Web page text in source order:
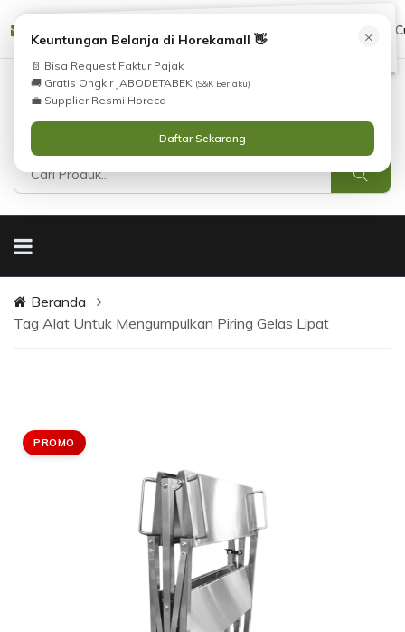
(021) 38783380 08551688000
Masuk
×
Keuntungan Belanja di Horekamall 👋
📄 Bisa Request Faktur Pajak
🚚 Gratis Ongkir JABODETABEK (S&K Berlaku)
💼 Supplier Resmi Horeca
Daftar Sekarang
Beranda
Tag Alat Untuk Mengumpulkan Piring Gelas Lipat
PROMO
i Silahkan lihatKatalog
Hubungi Kami